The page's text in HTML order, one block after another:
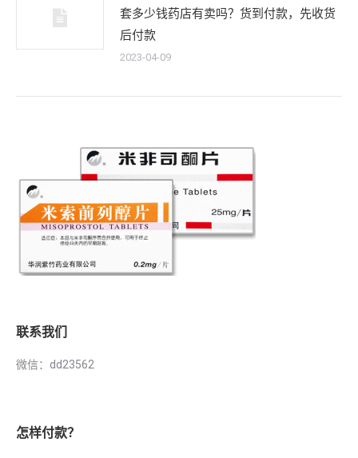
套多少钱药店有卖吗？货到付款，先收货
后付款
2023-04-09
联系我们
微信：dd23562
怎样付款？